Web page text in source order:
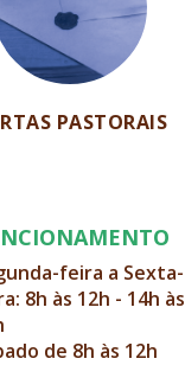
PASTORAIS
feira a Sexta-
8h às 12h - 14h às
de 8h às 12h